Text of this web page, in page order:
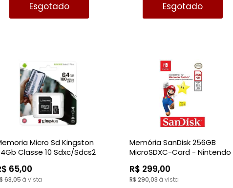
Esgotado Esgotado
Micro Sd Kingston
Classe 10 Sdxc/Sdcs2
65,00
63,05 à vista
Memória SanDisk 256GB
MicroSDXC-Card - Nintendo
R$ 299,00
R$ 290,03 à vista